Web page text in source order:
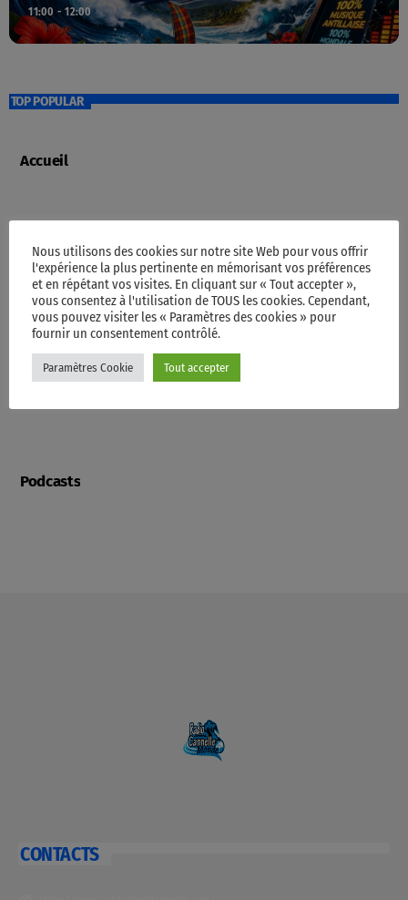
11:00 - 12:00
TOP POPULAR
Accueil
Programme
Contacts
Podcasts
CONTACTS
Nous utilisons des cookies sur notre site Web pour vous offrir
l'expérience la plus pertinente en mémorisant vos préférences
et en répétant vos visites. En cliquant sur « Tout accepter »,
vous consentez à l'utilisation de TOUS les cookies. Cependant,
vous pouvez visiter les « Paramètres des cookies » pour
fournir un consentement contrôlé.
Paramètres Cookie Tout accepter